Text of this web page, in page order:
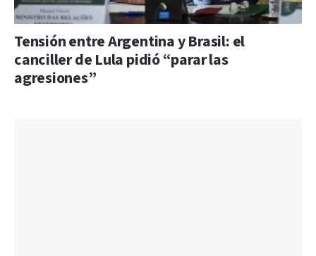
Tensión entre Argentina y Brasil: el
canciller de Lula pidió “parar las
agresiones”